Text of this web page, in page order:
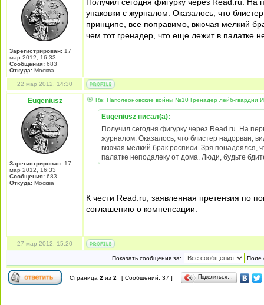
Зарегистрирован: 17
мар 2012, 16:33
Сообщения: 683
Откуда: Москва
упаковки с журналом. Оказалось, что
принципе, все поправимо, вкючая мелкий
чем тот гренадер, что еще лежит в палатке
22 мар 2012, 14:30
Eugeniusz
Зарегистрирован: 17
мар 2012, 16:33
Сообщения: 683
Откуда: Москва
Re: Наполеоновские войны №10 Гренадер лейб-гвардии
Eugeniusz писал(а):
Получил сегодня фигурку через Read.ru. На
журналом. Оказалось, что блистер надорван,
вкючая мелкий брак росписи. Зря понадеялся,
палатке неподалеку от дома. Люди, будьте
К чести Read.ru, заявленная претензия по
соглашению о компенсации.
27 мар 2012, 15:20
Показать сообщения за: Поле
Страница 2 из 2 [ Сообщений: 37 ] Поделиться…